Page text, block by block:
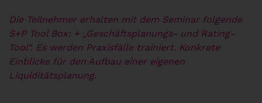
Die Teilnehmer erhalten mit dem Seminar folgende
S+P Tool Box: + „Geschäftsplanungs- und Rating-
Tool“. Es werden Praxisfälle trainiert. Konkrete
Einblicke für den Aufbau einer eigenen
Liquiditätsplanung.